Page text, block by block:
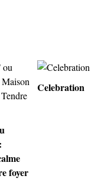
foyer
Celebration